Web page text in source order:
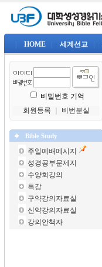
HOME 세계선교
비밀번호 기억
회원등록
비번분실
Bible Study
주일예배메시지
성경공부문제지
수양회강의
특강
구약강의자료실
신약강의자료실
강의안책자